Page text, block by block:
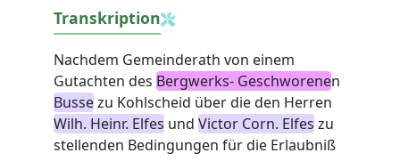
Transkription
Nachdem Gemeinderath von einem
Gutachten des Bergwerks- Geschworenen
Bussezu Kohlscheid über die den Herren
Wilh. Heinr. Elfes undVictor Corn. Elfes zu
stellenden Bedingungen für die Erlaubniß